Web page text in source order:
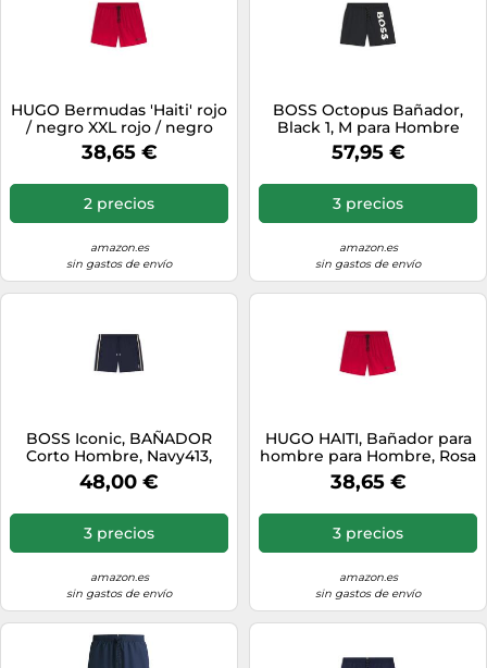
HUGO Bermudas 'Haiti' rojo
/ negro XXL rojo / negro
38,65 €
2 precios
amazon.es
sin gastos de envío
BOSS Octopus Bañador,
Black 1, M para Hombre
57,95 €
3 precios
amazon.es
sin gastos de envío
BOSS Iconic, BAÑADOR
Corto Hombre, Navy413,
48,00 €
3 precios
amazon.es
sin gastos de envío
HUGO HAITI, Bañador para
hombre para Hombre, Rosa
(New - Open Pink693), M
38,65 €
3 precios
amazon.es
sin gastos de envío